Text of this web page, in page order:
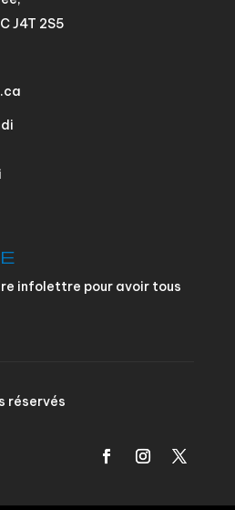
J4T 2S5
infolettre pour avoir tous
réservés